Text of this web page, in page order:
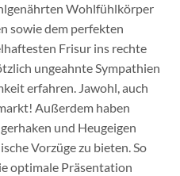
Wohlfühlkörper
sowie dem perfekten
Frisur ins rechte
ungeahnte Sympathien
erfahren. Jawohl, auch
Außerdem haben
und Heugeigen
Vorzüge zu bieten. So
optimale Präsentation